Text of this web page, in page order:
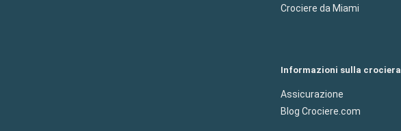
Crociere da Miami
Informazioni sulla crociera
Assicurazione
Blog Crociere.com